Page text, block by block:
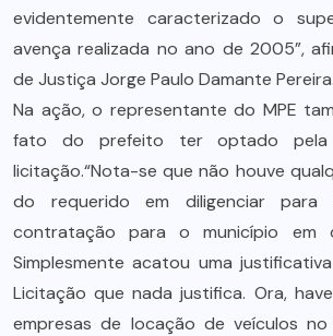
evidentemente caracterizado o
avença realizada no ano de 2005”,
de Justiça Jorge Paulo Damante Pereira.
Na ação, o representante do MPE
fato do prefeito ter optado pela
licitação.“Nota-se que não houve
do requerido em diligenciar
contratação para o município em
Simplesmente acatou uma
Licitação que nada justifica. Ora,
empresas de locação de veículos